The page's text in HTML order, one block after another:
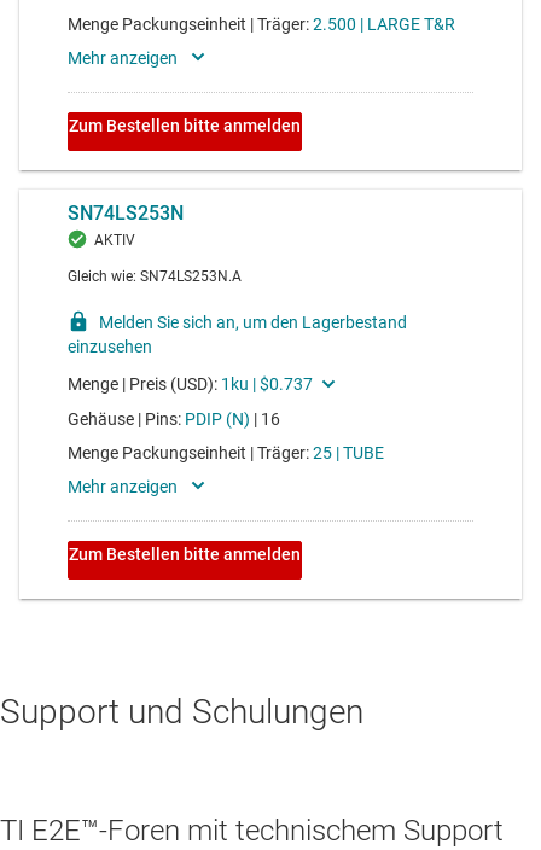
Support und Schulungen
TI E2E™-Foren mit technischem Support